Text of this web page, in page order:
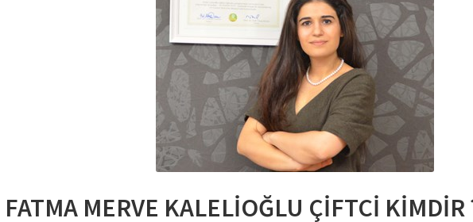
FATMA MERVE KALELİOĞLU ÇİFTCİ KİMDİR